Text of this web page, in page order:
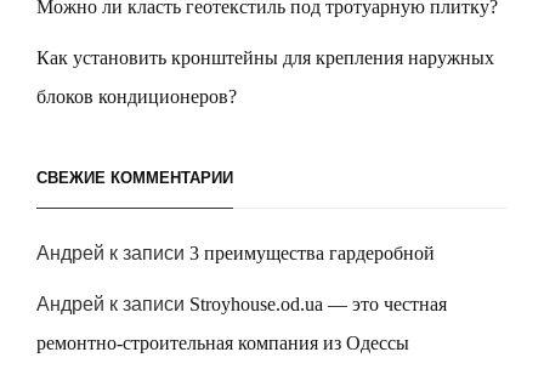
Можно ли класть геотекстиль под тротуарную плитку?
Как установить кронштейны для крепления наружных
блоков кондиционеров?
СВЕЖИЕ КОММЕНТАРИИ
Андрей к записи 3 преимущества гардеробной
Андрей к записи Stroyhouse.od.ua — это честная
ремонтно-строительная компания из Одессы